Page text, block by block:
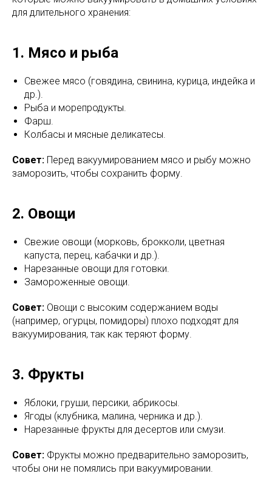
для длительного хранения:
1. Мясо и рыба
Свежее мясо (говядина, свинина, курица, индейка и
др.).
Рыба и морепродукты.
Фарш.
Колбасы и мясные деликатесы.
Совет: Перед вакуумированием мясо и рыбу можно
заморозить, чтобы сохранить форму.
2. Овощи
Свежие овощи (морковь, брокколи, цветная
капуста, перец, кабачки и др.).
Нарезанные овощи для готовки.
Замороженные овощи.
Совет: Овощи с высоким содержанием воды
(например, огурцы, помидоры) плохо подходят для
вакуумирования, так как теряют форму.
3. Фрукты
Яблоки, груши, персики, абрикосы.
Ягоды (клубника, малина, черника и др.).
Нарезанные фрукты для десертов или смузи.
Совет: Фрукты можно предварительно заморозить,
чтобы они не помялись при вакуумировании.